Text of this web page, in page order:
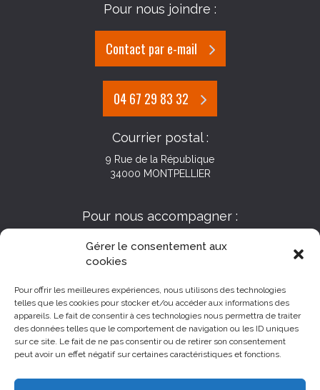
Gérer le consentement aux
cookies
Pour offrir les meilleures expériences, nous utilisons des technologies
telles que les cookies pour stocker et/ou accéder aux informations des
appareils. Le fait de consentir à ces technologies nous permettra de traiter
des données telles que le comportement de navigation ou les ID uniques
sur ce site. Le fait de ne pas consentir ou de retirer son consentement
peut avoir un effet négatif sur certaines caractéristiques et fonctions.
Pour nous joindre :
Contact par e-mail
04 67 29 83 32
Courrier postal :
9 Rue de la République
34000 MONTPELLIER
Pour nous accompagner :